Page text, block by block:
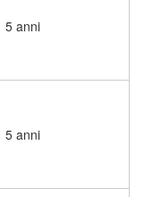
5 anni
5 anni